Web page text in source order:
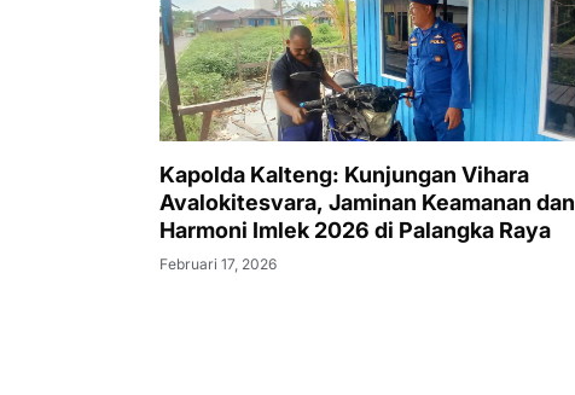
Kapolda Kalteng: Kunjungan Vihara
Avalokitesvara, Jaminan Keamanan dan
Harmoni Imlek 2026 di Palangka Raya
Februari 17, 2026